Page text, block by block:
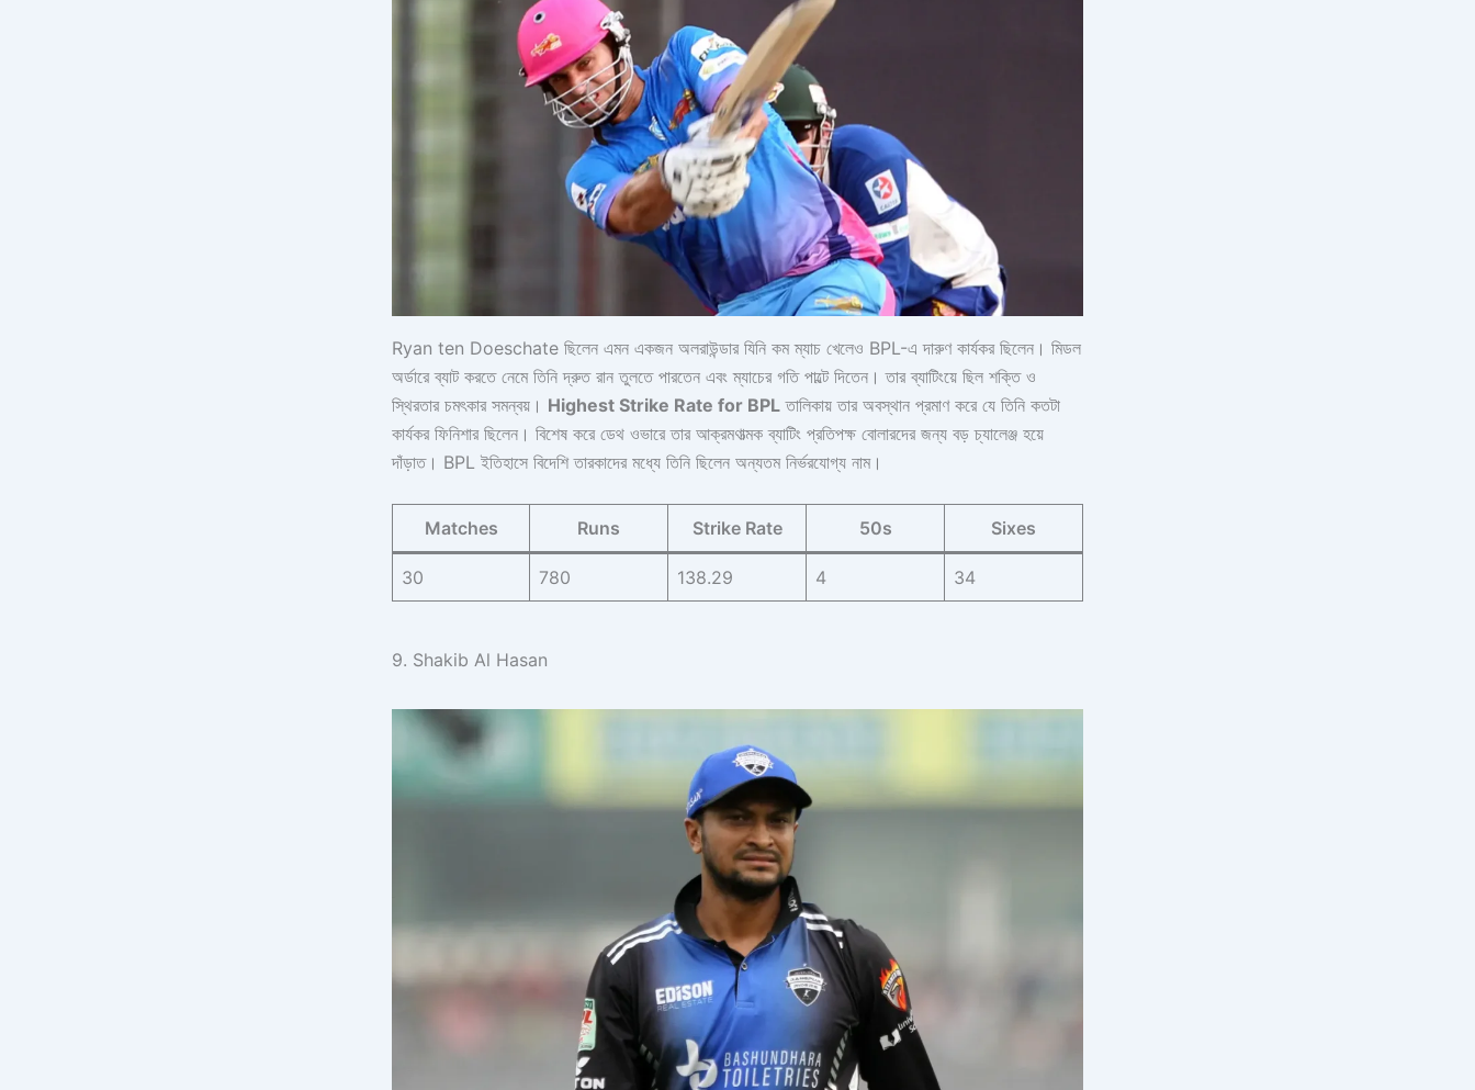
Ryan ten Doeschate ছিলেন এমন একজন অলরাউন্ডার যিনি কম ম্যাচ খেলেও BPL-এ দারুণ কার্যকর ছিলেন। মিডল
অর্ডারে ব্যাট করতে নেমে তিনি দ্রুত রান তুলতে পারতেন এবং ম্যাচের গতি পাল্টে দিতেন। তার ব্যাটিংয়ে ছিল শক্তি ও
স্থিরতার চমৎকার সমন্বয়। Highest Strike Rate for BPL তালিকায় তার অবস্থান প্রমাণ করে যে তিনি কতটা
কার্যকর ফিনিশার ছিলেন। বিশেষ করে ডেথ ওভারে তার আক্রমণাত্মক ব্যাটিং প্রতিপক্ষ বোলারদের জন্য বড় চ্যালেঞ্জ হয়ে
দাঁড়াত। BPL ইতিহাসে বিদেশি তারকাদের মধ্যে তিনি ছিলেন অন্যতম নির্ভরযোগ্য নাম।
Matches Runs Strike Rate 50s Sixes
30 780 138.29 4 34
9. Shakib Al Hasan